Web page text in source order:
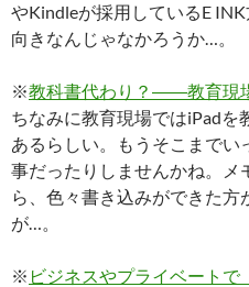
やKindleが採用しているE
向きなんじゃなかろうか…。
※教科書代わり？――教育現
ちなみに教育現場ではiPadを
あるらしい。もうそこまでい
事だったりしませんかね。メ
ら、色々書き込みができた
が…。
※ ビジネスやプライベート